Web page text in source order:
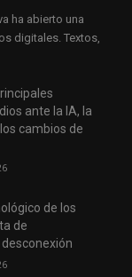
ha abierto una
digitales. Textos,
ante la IA, la
cambios de
de los
de